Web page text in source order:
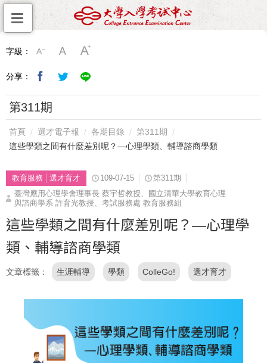
字級：
分享：
第311期
首頁 選才電子報 各期目錄
第311期
這些學類之間有什麼差別呢？—心理學類、輔導諮商學類
教育服務 選才育才 109-07-15
第311期
臺灣應用心理學會理事長 蔡宇哲教授、國立清華大學教育心理
與諮商學系 許育光教授、考試服務處 教育服務組
這些學類之間有什麼差別呢？—心理學
類、輔導諮商學類
文章標籤 生涯輔導 學類 ColleGo! 選才育才